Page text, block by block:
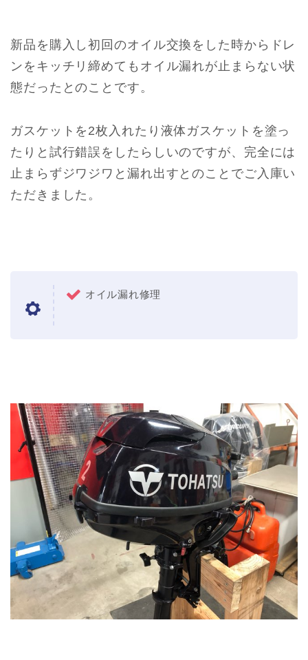
新品を購入し初回のオイル交換をした時からドレ
ンをキッチリ締めてもオイル漏れが止まらない状
態だったとのことです。
ガスケットを2枚入れたり液体ガスケットを塗っ
たりと試行錯誤をしたらしいのですが、完全には
止まらずジワジワと漏れ出すとのことでご入庫い
ただきました。
オイル漏れ修理